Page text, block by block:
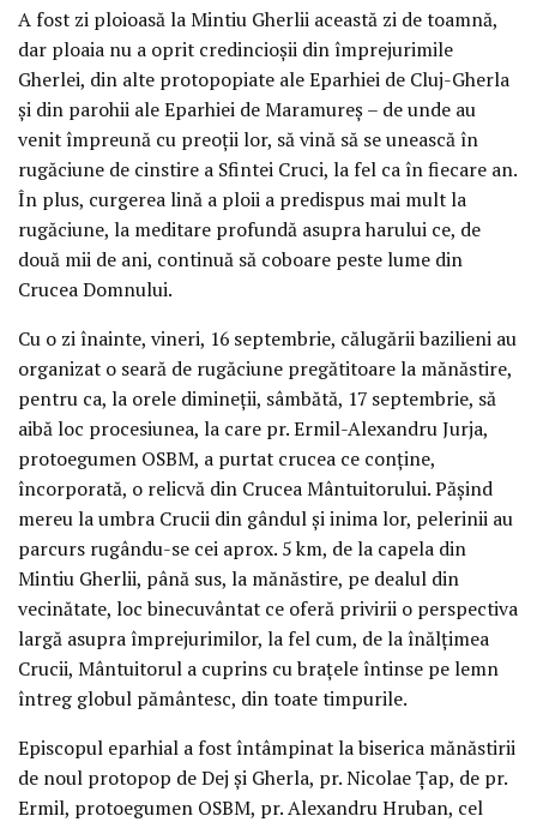
A fost zi ploioasă la Mintiu Gherlii această zi de toamnă,
dar ploaia nu a oprit credincioșii din împrejurimile
Gherlei, din alte protopopiate ale Eparhiei de Cluj-Gherla
și din parohii ale Eparhiei de Maramureș – de unde au
venit împreună cu preoții lor, să vină să se unească în
rugăciune de cinstire a Sfintei Cruci, la fel ca în fiecare an.
În plus, curgerea lină a ploii a predispus mai mult la
rugăciune, la meditare profundă asupra harului ce, de
două mii de ani, continuă să coboare peste lume din
Crucea Domnului.
Cu o zi înainte, vineri, 16 septembrie, călugării bazilieni au
organizat o seară de rugăciune pregătitoare la mănăstire,
pentru ca, la orele dimineții, sâmbătă, 17 septembrie, să
aibă loc procesiunea, la care pr. Ermil-Alexandru Jurja,
protoegumen OSBM, a purtat crucea ce conține,
încorporată, o relicvă din Crucea Mântuitorului. Pășind
mereu la umbra Crucii din gândul și inima lor, pelerinii au
parcurs rugându-se cei aprox. 5 km, de la capela din
Mintiu Gherlii, până sus, la mănăstire, pe dealul din
vecinătate, loc binecuvântat ce oferă privirii o perspectiva
largă asupra împrejurimilor, la fel cum, de la înălțimea
Crucii, Mântuitorul a cuprins cu brațele întinse pe lemn
întreg globul pământesc, din toate timpurile.
Episcopul eparhial a fost întâmpinat la biserica mănăstirii
de noul protopop de Dej și Gherla, pr. Nicolae Țap, de pr.
Ermil, protoegumen OSBM, pr. Alexandru Hruban, cel